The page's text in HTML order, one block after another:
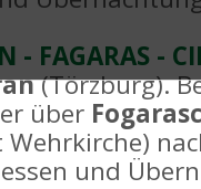
- FAGARAS -
(Törzburg).
über
Wehrkirche)
und